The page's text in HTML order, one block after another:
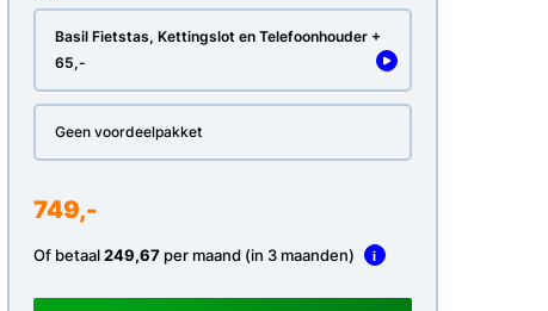
Basil Fietstas, Kettingslot en Telefoonhouder +
65,-
Geen voordeelpakket
749,-
Of betaal249,67per maand (in 3 maanden) i